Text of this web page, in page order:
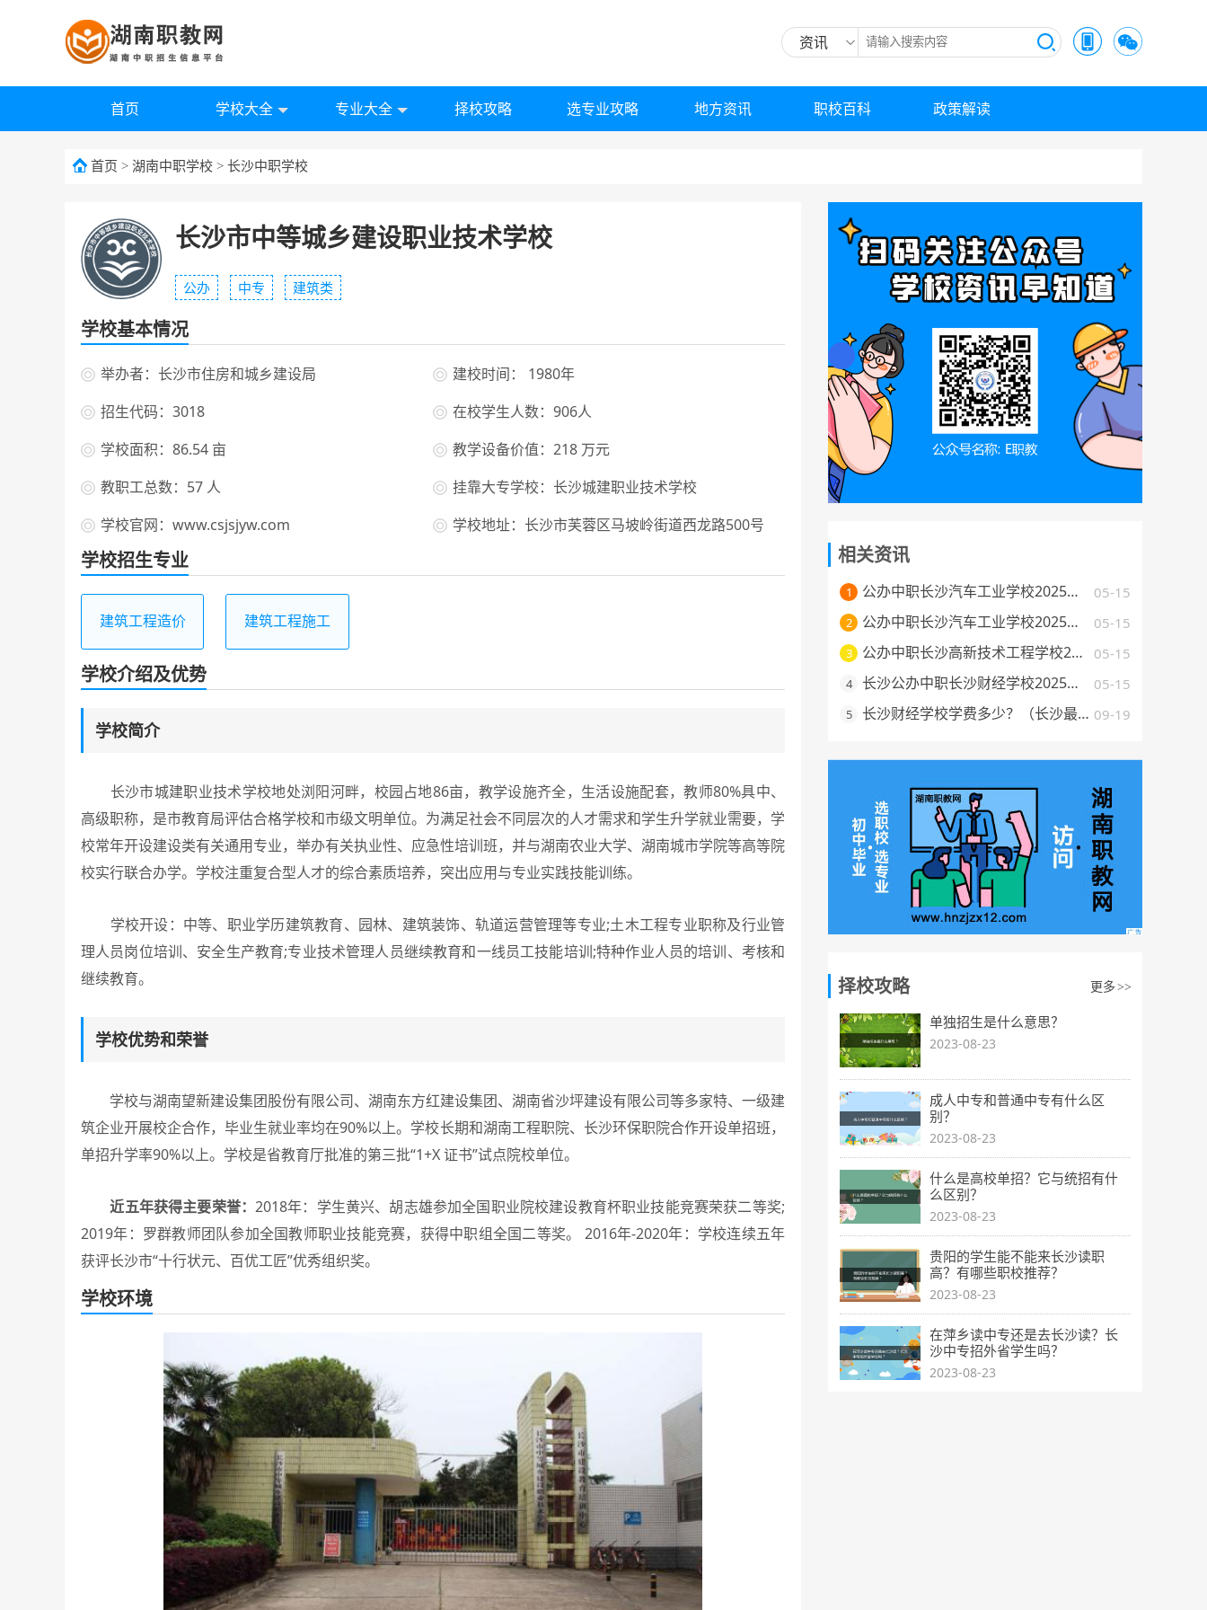
资讯
首页 学校大全 专业大全 择校攻略 选专业攻略 地方资讯 职校百科 政策解读
首页 > 湖南中职学校 > 长沙中职学校
长沙市中等城乡建设职业技术学校
公办 中专 建筑类
学校基本情况
举办者：长沙市住房和城乡建设局
建校时间： 1980年
招生代码：3018
在校学生人数：906人
学校面积：86.54 亩
教学设备价值：218 万元
教职工总数：57 人
挂靠大专学校：长沙城建职业技术学校
学校官网：www.csjsjyw.com
学校地址：长沙市芙蓉区马坡岭街道西龙路500号
学校招生专业
建筑工程造价 建筑工程施工
学校介绍及优势
学校简介
长沙市城建职业技术学校地处浏阳河畔，校园占地86亩，教学设施齐全，生活设施配套，教师80%具中、
高级职称，是市教育局评估合格学校和市级文明单位。为满足社会不同层次的人才需求和学生升学就业需要，学
校常年开设建设类有关通用专业，举办有关执业性、应急性培训班，并与湖南农业大学、湖南城市学院等高等院
校实行联合办学。学校注重复合型人才的综合素质培养，突出应用与专业实践技能训练。
学校开设：中等、职业学历建筑教育、园林、建筑装饰、轨道运营管理等专业;土木工程专业职称及行业管
理人员岗位培训、安全生产教育;专业技术管理人员继续教育和一线员工技能培训;特种作业人员的培训、考核和
继续教育。
学校优势和荣誉
学校与湖南望新建设集团股份有限公司、湖南东方红建设集团、湖南省沙坪建设有限公司等多家特、一级建
筑企业开展校企合作，毕业生就业率均在90%以上。学校长期和湖南工程职院、长沙环保职院合作开设单招班，
单招升学率90%以上。学校是省教育厅批准的第三批“1+X 证书”试点院校单位。
近五年获得主要荣誉：2018年：学生黄兴、胡志雄参加全国职业院校建设教育杯职业技能竞赛荣获二等奖;
2019年：罗群教师团队参加全国教师职业技能竞赛，获得中职组全国二等奖。 2016年-2020年：学校连续五年
获评长沙市“十行状元、百优工匠”优秀组织奖。
学校环境
相关资讯
1 05-15
公办中职长沙汽车工业学校2025年招生简章
2 05-15
公办中职长沙汽车工业学校2025年艺体类招生简章
3 05-15
公办中职长沙高新技术工程学校2025招生简章
4 05-15
长沙公办中职长沙财经学校2025年招生简章
5 09-19
长沙财经学校学费多少？（长沙最好的公办中职学校费用一览）
择校攻略 更多 >>
单独招生是什么意思？
2023-08-23
成人中专和普通中专有什么区
别？
2023-08-23
什么是高校单招？它与统招有什
么区别？
2023-08-23
贵阳的学生能不能来长沙读职
高？有哪些职校推荐？
2023-08-23
在萍乡读中专还是去长沙读？长
沙中专招外省学生吗？
2023-08-23